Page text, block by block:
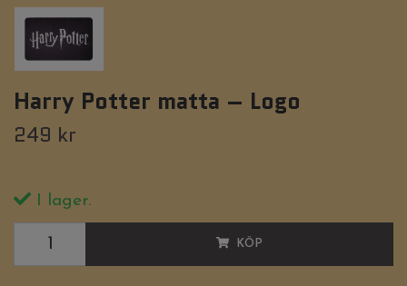
Harry Potter matta – Logo
249 kr
I lager.
KÖP